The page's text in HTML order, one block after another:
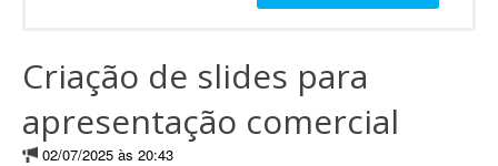
Criação de slides para
apresentação comercial
02/07/2025 às 20:43